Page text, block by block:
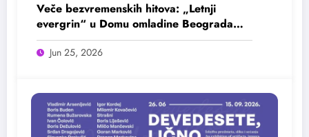
Veče bezvremenskih hitova: „Letnji
evergrin“ u Domu omladine Beograda
25. juna
Jun 25, 2026